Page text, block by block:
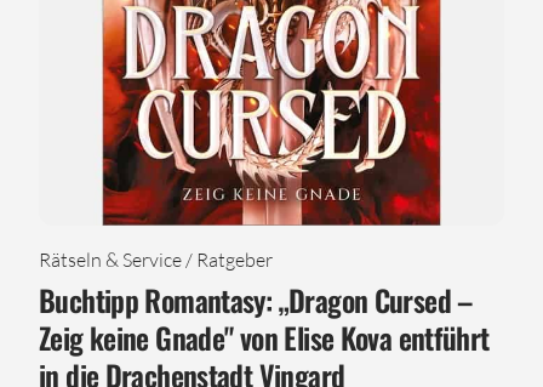
Rätseln & Service / Ratgeber
Buchtipp Romantasy: „Dragon Cursed –
Zeig keine Gnade" von Elise Kova entführt
in die Drachenstadt Vingard